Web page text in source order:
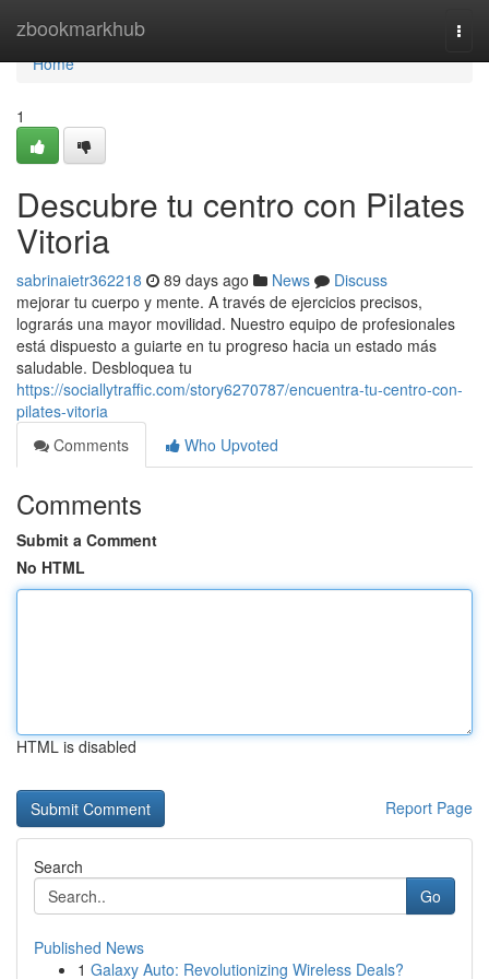
zbookmarkhub
Home
Home
1
Descubre tu centro con Pilates
Vitoria
sabrinaietr362218 89 days ago News
Discuss
mejorar tu cuerpo y mente. A través de ejercicios precisos,
lograrás una mayor movilidad. Nuestro equipo de profesionales
está dispuesto a guiarte en tu progreso hacia un estado más
saludable. Desbloquea tu
https://sociallytraffic.com/story6270787/encuentra-tu-centro-con-
pilates-vitoria
Comments
Who Upvoted
Comments
Submit a Comment
No HTML
HTML is disabled
Report Page
Search
Go
Published News
1 Galaxy Auto: Revolutionizing Wireless Deals?